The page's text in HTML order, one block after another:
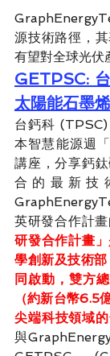
源技術路徑，
有望對全球光伏
GETPSC:
太陽能石墨
台鈣科
本智慧能源週
講座，分享鈣
合的最新技
英研發合作計畫
研發合作計畫
學創新及技術
同啟動，雙方
（約新台幣6.5
尖端科技領域
與